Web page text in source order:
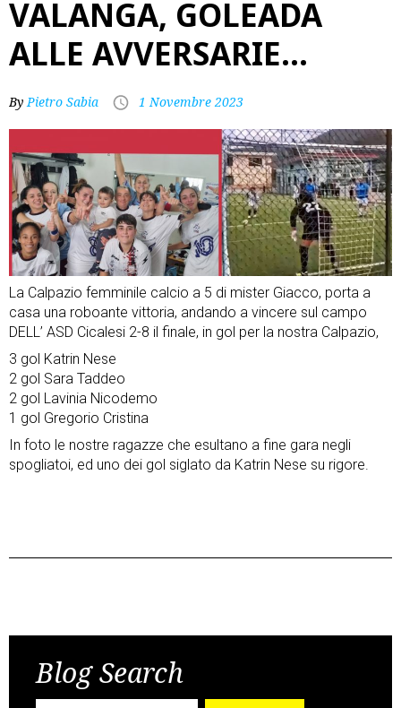
VALANGA, GOLEADA
ALLE AVVERSARIE…
ByPietro Sabia 1 Novembre 2023
La Calpazio femminile calcio a 5 di mister Giacco, porta a
casa una roboante vittoria, andando a vincere sul campo
DELL’ ASD Cicalesi 2-8 il finale, in gol per la nostra Calpazio,
3 gol Katrin Nese
2 gol Sara Taddeo
2 gol Lavinia Nicodemo
1 gol Gregorio Cristina
In foto le nostre ragazze che esultano a fine gara negli
spogliatoi, ed uno dei gol siglato da Katrin Nese su rigore.
navigation
Blog Search